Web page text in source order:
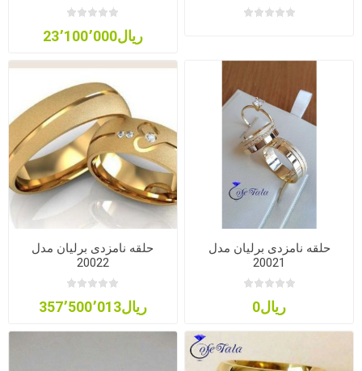
ریال23٬100٬000
حلقه نامزدی برلیان مدل
20021
ریال0
حلقه نامزدی برلیان مدل
20022
ریال357٬500٬013